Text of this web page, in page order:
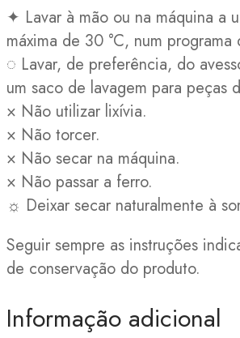
✦ Lavar à mão ou na máquina a
máxima de 30 °C, num programa
◌ Lavar, de preferência, do
um saco de lavagem para peças
× Não utilizar lixívia.
× Não torcer.
× Não secar na máquina.
× Não passar a ferro.
☼ Deixar secar naturalmente à
Seguir sempre as instruções
de conservação do produto.
Informação adicional